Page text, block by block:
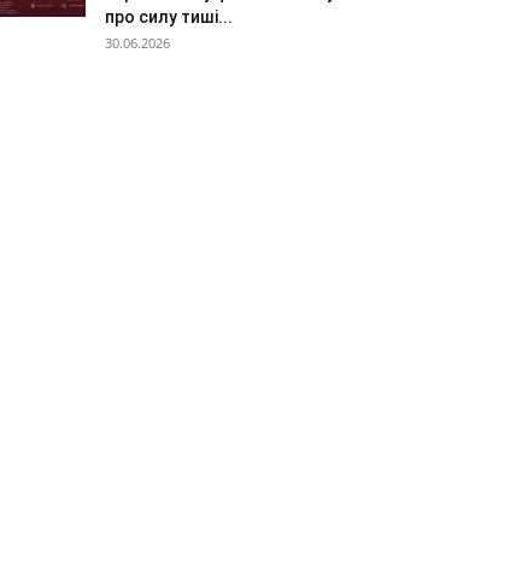
про силу тиші...
30.06.2026